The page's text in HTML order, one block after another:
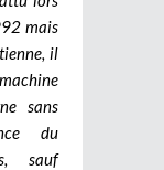
mais
il
sans
du
sauf